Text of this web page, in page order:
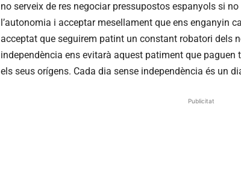
no serveix de res negociar pressupostos espanyols si
l’autonomia i acceptar mesellament que ens enganyin
acceptat que seguirem patint un constant robatori dels
independència ens evitarà aquest patiment que
els seus orígens. Cada dia sense independència és un
Publicitat